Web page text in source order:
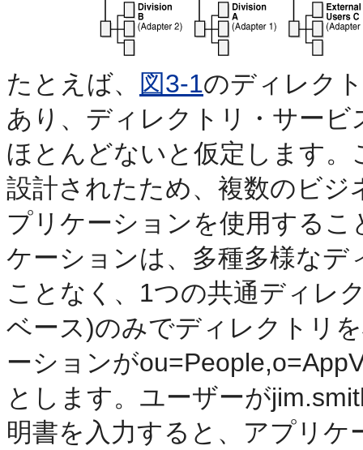
たとえば、 図3-1のディレク
あり、ディレクトリ・サー
ほとんどないと仮定します
設計されたため、複数のビ
プリケーションを使用する
ケーションは、多種多様な
ことなく、1つの共通ディレ
ベース)のみでディレクトリ
ーションが
とします。ユーザーが
明書を入力すると、アプリ